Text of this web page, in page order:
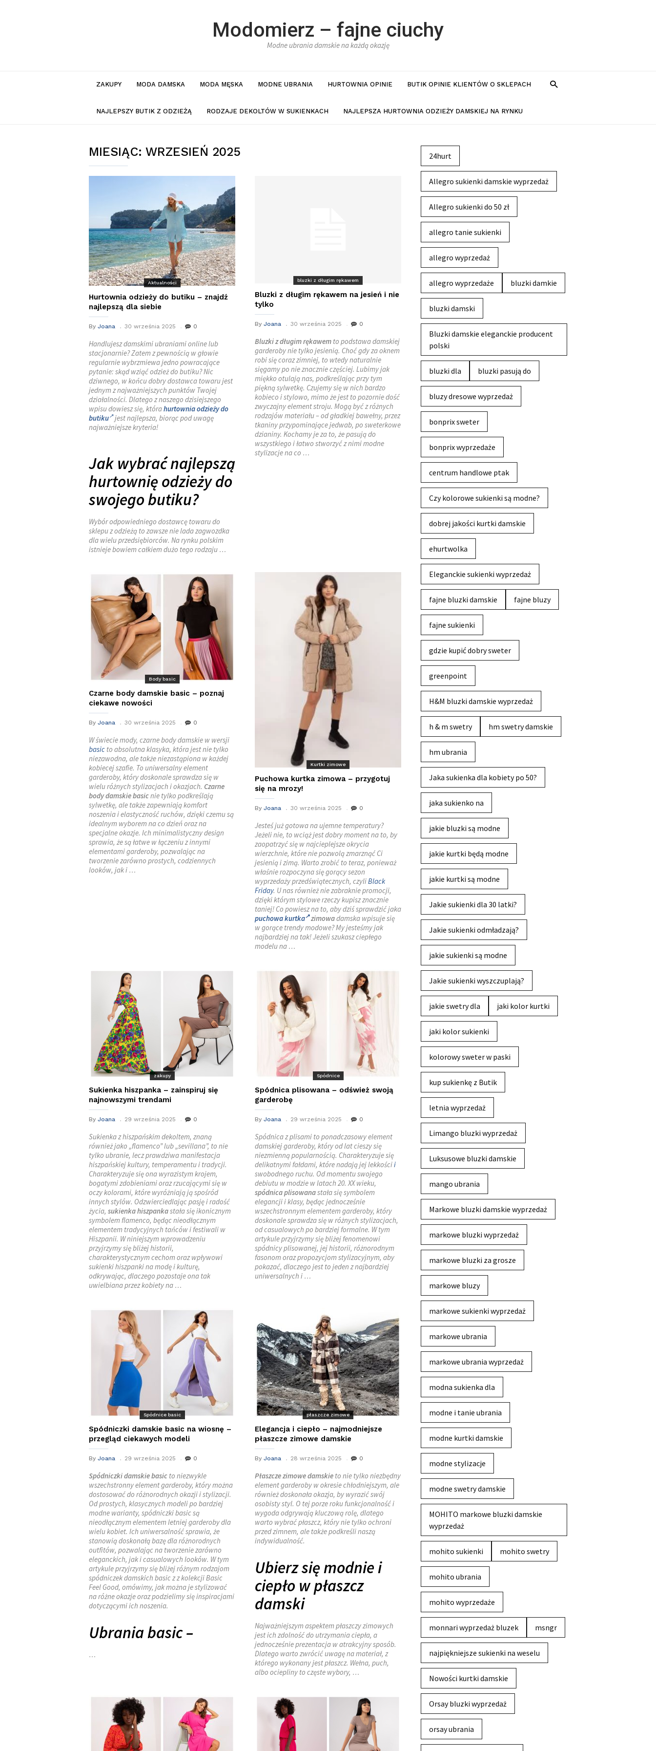
Modomierz – fajne ciuchy
Modne ubrania damskie na każdą okazję
ZAKUPY MODA DAMSKA MODA MĘSKA MODNE UBRANIA HURTOWNIA OPINIE BUTIK OPINIE KLIENTÓW O SKLEPACH
NAJLEPSZY BUTIK Z ODZIEŻĄ RODZAJE DEKOLTÓW W SUKIENKACH NAJLEPSZA HURTOWNIA ODZIEŻY DAMSKIEJ NA RYNKU
MIESIĄC: WRZESIEŃ 2025
Aktualności
Hurtownia odzieży do butiku – znajdź
najlepszą dla siebie
By Joana 30 września 2025 0
Handlujesz damskimi ubraniami online lub
stacjonarnie? Zatem z pewnością w głowie
regularnie wybrzmiewa jedno powracające
pytanie: skąd wziąć odzież do butiku? Nic
dziwnego, w końcu dobry dostawca towaru jest
jednym z najważniejszych punktów Twojej
działalności. Dlatego z naszego dzisiejszego
wpisu dowiesz się, którahurtownia odzieży do
butiku jest najlepsza, biorąc pod uwagę
najważniejsze kryteria!
Jak wybrać najlepszą
hurtownię odzieży do
swojego butiku?
Wybór odpowiedniego dostawcę towaru do
sklepu z odzieżą to zawsze nie lada zagwozdka
dla wielu przedsiębiorców. Na rynku polskim
istnieje bowiem całkiem dużo tego rodzaju …
bluzki z długim rękawem
Bluzki z długim rękawem na jesień i nie
tylko
By Joana 30 września 2025 0
Bluzki z długim rękawem to podstawa damskiej
garderoby nie tylko jesienią. Choć gdy za oknem
robi się coraz zimniej, to wtedy naturalnie
sięgamy po nie znacznie częściej. Lubimy jak
miękko otulają nas, podkreślając przy tym
piękną sylwetkę. Czujemy się w nich bardzo
kobieco i stylowo, mimo że jest to pozornie dość
zwyczajny element stroju. Mogą być z różnych
rodzajów materiału – od gładkiej bawełny, przez
tkaniny przypominające jedwab, po sweterkowe
dzianiny. Kochamy je za to, że pasują do
wszystkiego i łatwo stworzyć z nimi modne
stylizacje na co …
Body basic
Czarne body damskie basic – poznaj
ciekawe nowości
By Joana 30 września 2025 0
W świecie mody, czarne body damskie w wersji
basic to absolutna klasyka, która jest nie tylko
niezawodna, ale także niezastąpiona w każdej
kobiecej szafie. To uniwersalny element
garderoby, który doskonale sprawdza się w
wielu różnych stylizacjach i okazjach. Czarne
body damskie basicnie tylko podkreślają
sylwetkę, ale także zapewniają komfort
noszenia i elastyczność ruchów, dzięki czemu są
idealnym wyborem na co dzień oraz na
specjalne okazje. Ich minimalistyczny design
sprawia, że są łatwe w łączeniu z innymi
elementami garderoby, pozwalając na
tworzenie zarówno prostych, codziennych
looków, jak i …
Kurtki zimowe
Puchowa kurtka zimowa – przygotuj
się na mrozy!
By Joana 30 września 2025 0
Jesteś już gotowa na ujemne temperatury?
Jeżeli nie, to wciąż jest dobry moment na to, by
zaopatrzyć się w najcieplejsze okrycia
wierzchnie, które nie pozwolą zmarznąć Ci
jesienią i zimą. Warto zrobić to teraz, ponieważ
właśnie rozpoczyna się gorący sezon
wyprzedaży przedświątecznych, czyliBlack
Friday. U nas również nie zabraknie promocji,
dzięki którym stylowe rzeczy kupisz znacznie
taniej! Co powiesz na to, aby dziś sprawdzić jaka
puchowa kurtka zimowadamska wpisuje się
w gorące trendy modowe? My jesteśmy jak
najbardziej na tak! Jeżeli szukasz ciepłego
modelu na …
zakupy
Sukienka hiszpanka – zainspiruj się
najnowszymi trendami
By Joana 29 września 2025 0
Sukienka z hiszpańskim dekoltem, znaną
również jako „flamenco” lub „sevillana”, to nie
tylko ubranie, lecz prawdziwa manifestacja
hiszpańskiej kultury, temperamentu i tradycji.
Charakteryzuje się ona wyrazistym krojem,
bogatymi zdobieniami oraz rzucającymi się w
oczy kolorami, które wyróżniają ją spośród
innych stylów. Odzwierciedlając pasję i radość
życia, sukienka hiszpankastała się ikonicznym
symbolem flamenco, będąc nieodłącznym
elementem tradycyjnych tańców i festiwali w
Hiszpanii. W niniejszym wprowadzeniu
przyjrzymy się bliżej historii,
charakterystycznym cechom oraz wpływowi
sukienki hiszpanki na modę i kulturę,
odkrywając, dlaczego pozostaje ona tak
uwielbiana przez kobiety na …
Spódnice
Spódnica plisowana – odśwież swoją
garderobę
By Joana 29 września 2025 0
Spódnica z plisami to ponadczasowy element
damskiej garderoby, który od lat cieszy się
niezmienną popularnością. Charakteryzuje się
delikatnymi fałdami, które nadają jej lekkościi
swobodnego ruchu. Od momentu swojego
debiutu w modzie w latach 20. XX wieku,
spódnica plisowanastała się symbolem
elegancji i klasy, będąc jednocześnie
wszechstronnym elementem garderoby, który
doskonale sprawdza się w różnych stylizacjach,
od casualowych po bardziej formalne. W tym
artykule przyjrzymy się bliżej fenomenowi
spódnicy plisowanej, jej historii, różnorodnym
fasonom oraz propozycjom stylizacyjnym, aby
pokazać, dlaczego jest to jeden z najbardziej
uniwersalnych i …
Spódnice basic
Spódniczki damskie basic na wiosnę –
przegląd ciekawych modeli
By Joana 29 września 2025 0
Spódniczki damskie basic to niezwykle
wszechstronny element garderoby, który można
dostosować do różnorodnych okazji i stylizacji.
Od prostych, klasycznych modeli po bardziej
modne warianty, spódniczki basic są
nieodłącznym elementem letniej garderoby dla
wielu kobiet. Ich uniwersalność sprawia, że
stanowią doskonałą bazę dla różnorodnych
outfitów, pozwalając na tworzenie zarówno
eleganckich, jak i casualowych looków. W tym
artykule przyjrzymy się bliżej różnym rodzajom
spódniczek damskich basic z z kolekcji Basic
Feel Good, omówimy, jak można je stylizować
na różne okazje oraz podzielimy się inspiracjami
dotyczącymi ich noszenia.
Ubrania basic –
…
płaszcze zimowe
Elegancja i ciepło – najmodniejsze
płaszcze zimowe damskie
By Joana 28 września 2025 0
Płaszcze zimowe damskie to nie tylko niezbędny
element garderoby w okresie chłodniejszym, ale
również doskonała okazja, by wyrazić swój
osobisty styl. O tej porze roku funkcjonalność i
wygoda odgrywają kluczową rolę, dlatego
warto wybrać płaszcz, który nie tylko ochroni
przed zimnem, ale także podkreśli naszą
indywidualność.
Ubierz się modnie i
ciepło w płaszcz
damski
Najważniejszym aspektem płaszczy zimowych
jest ich zdolność do utrzymania ciepła, a
jednocześnie prezentacja w atrakcyjny sposób.
Dlatego warto zwrócić uwagę na materiał, z
którego wykonany jest płaszcz. Wełna, puch,
albo ociepliny to częste wybory, …
24hurt
Allegro sukienki damskie wyprzedaż
Allegro sukienki do 50 zł
allegro tanie sukienki
allegro wyprzedaż
allegro wyprzedaże bluzki damkie
bluzki damski
Bluzki damskie eleganckie producent
polski
bluzki dla bluzki pasują do
bluzy dresowe wyprzedaż
bonprix sweter
bonprix wyprzedaże
centrum handlowe ptak
Czy kolorowe sukienki są modne?
dobrej jakości kurtki damskie
ehurtwolka
Eleganckie sukienki wyprzedaż
fajne bluzki damskie fajne bluzy
fajne sukienki
gdzie kupić dobry sweter
greenpoint
H&M bluzki damskie wyprzedaż
h & m swetry hm swetry damskie
hm ubrania
Jaka sukienka dla kobiety po 50?
jaka sukienko na
jakie bluzki są modne
jakie kurtki będą modne
jakie kurtki są modne
Jakie sukienki dla 30 latki?
Jakie sukienki odmładzają?
jakie sukienki są modne
Jakie sukienki wyszczuplają?
jakie swetry dla jaki kolor kurtki
jaki kolor sukienki
kolorowy sweter w paski
kup sukienkę z Butik
letnia wyprzedaż
Limango bluzki wyprzedaż
Luksusowe bluzki damskie
mango ubrania
Markowe bluzki damskie wyprzedaż
markowe bluzki wyprzedaż
markowe bluzki za grosze
markowe bluzy
markowe sukienki wyprzedaż
markowe ubrania
markowe ubrania wyprzedaż
modna sukienka dla
modne i tanie ubrania
modne kurtki damskie
modne stylizacje
modne swetry damskie
MOHITO markowe bluzki damskie
wyprzedaż
mohito sukienki mohito swetry
mohito ubrania
mohito wyprzedaże
monnari wyprzedaż bluzek msngr
najpiękniejsze sukienki na weselu
Nowości kurtki damskie
Orsay bluzki wyprzedaż
orsay ubrania